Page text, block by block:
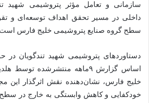
سازمانی و تعامل مؤثر پتروشیمی شهید
داخلی در مسیر تحقق اهداف توسعه‌ای و
سطح گروه صنایع پتروشیمی خلیج فارس
دستاوردهای پتروشیمی شهید تندگویان در
اساس گزارش ۹ماهه منتشرشده
خلیج فارس، نشان‌دهنده نقش اثرگذار این
خودکفایی و کاهش وابستگی به خارج در